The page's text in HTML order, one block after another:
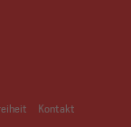
Kontakt